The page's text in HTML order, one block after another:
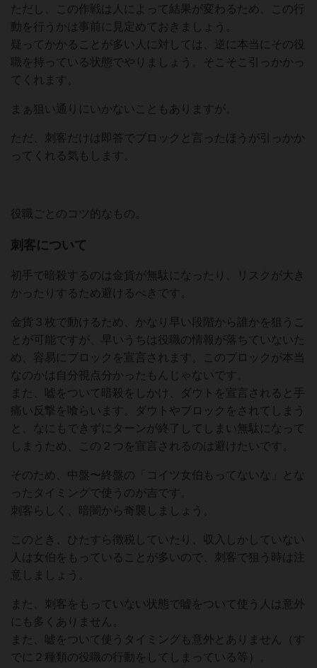
ただし、この作戦は人によって結果が変わるため、この行
動を行うかは事前に見定めておきましょう。
疑ってかかることが多い人に対しては、逆に本当にその役
職を持っている状態でやりましょう。そこそこ引っかかっ
てくれます。
まぁ狙い通りにいかないこともありますが。
ただ、刺客だけは即答でブロックと言ったほうが引っかか
ってくれる気もします。
役職ごとのコツ的なもの。
刺客について
初手で暗殺するのは金貨が無駄になったり、リスクが大き
かったりするため避けるべきです。
金貨３枚で動けるため、かなり早い段階から誰かを狙うこ
とが可能ですが、早いうちは役職の情報が落ちていないた
め、容易にブロックを宣言されます。このブロックが本当
なのかは自分視点分かったもんじゃないです。
また、嘘をついて暗殺をしかけ、ダウトを宣言されると手
痛い反撃を喰らいます。ダウトやブロックをされてしまう
と、なにもできずにターンが終了してしまい無駄になって
しまうため、この２つを宣言されるのは避けたいです。
そのため、中盤〜終盤の「コイツ女伯もってないな」とな
ったタイミングで使うのが吉です。
刺客らしく、暗闇から奇襲しましょう。
このとき、ひたすら徴税していたり、収入しかしていない
人は女伯をもっていることが多いので、刺客で狙う時は注
意しましょう。
また、刺客をもっていない状態で嘘をついて使う人は意外
にも多くありません。
また、嘘をついて使うタイミングも意外とありません（す
でに２種類の役職の行動をしてしまっている等）。